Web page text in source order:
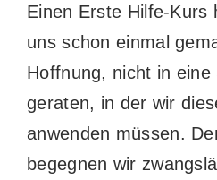
Einen Erste Hilfe-Kurs
uns schon einmal
Hoffnung, nicht in eine
geraten, in der wir
anwenden müssen.
begegnen wir